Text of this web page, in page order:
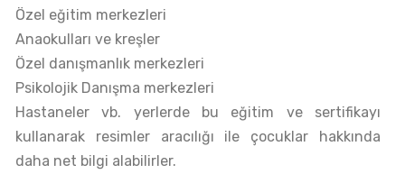
Özel eğitim merkezleri
Anaokulları ve kreşler
Özel danışmanlık merkezleri
Psikolojik Danışma merkezleri
Hastaneler vb. yerlerde bu eğitim ve sertifikayı
kullanarak resimler aracılığı ile çocuklar hakkında
daha net bilgi alabilirler.